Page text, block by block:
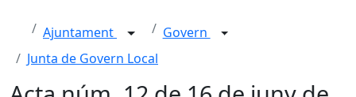
Ajuntament
Govern
Junta de Govern Local